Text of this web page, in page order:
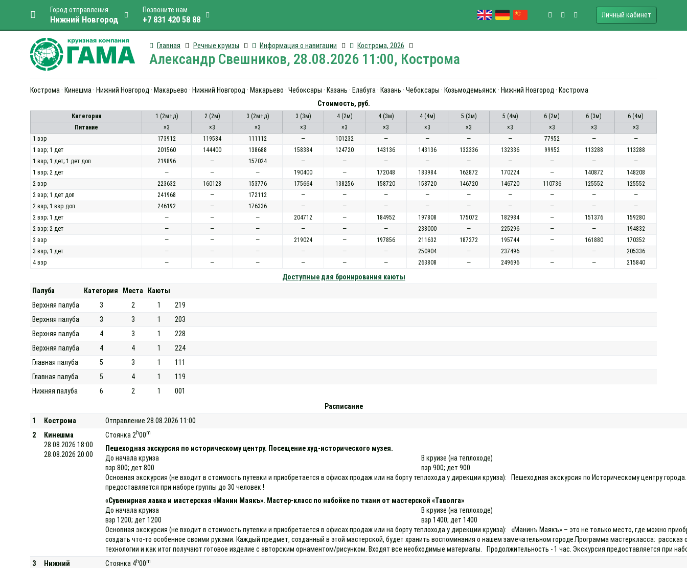
Город отправления
Нижний Новгород
Позвоните нам
+7 831 420 58 88 Личный кабинет
Главная Речные круизы Информация о навигации Кострома, 2026
Александр Свешников, 28.08.2026 11:00, Кострома
Кострома · Кинешма · Нижний Новгород · Макарьево · Нижний Новгород · Макарьево · Чебоксары · Казань · Елабуга · Казань · Чебоксары · Козьмодемьянск · Нижний Новгород · Кострома
Стоимость, руб.
Категория 1 (2м+д) 2 (2м) 3 (2м+д) 3 (3м) 4 (2м) 4 (3м) 4 (4м) 5 (3м) 5 (4м) 6 (2м) 6 (3м)
6 (4м)
Питание
×3 ×3 ×3 ×3 ×3 ×3 ×3 ×3 ×3 ×3 ×3
×3
1 взр
173912 119584 111112 — 101232 — — — — 77952 —
—
1 взр; 1 дет
201560 144400 138688 158384 124720 143136 143136 132336 132336 99952 113288
113288
1 взр; 1 дет; 1 дет доп
219896 — 157024 — — — — — — — —
—
1 взр; 2 дет
— — — 190400 — 172048 183984 162872 170224 — 140872
148208
2 взр
223632 160128 153776 175664 138256 158720 158720 146720 146720 110736 125552
125552
2 взр; 1 дет доп
241968 — 172112 — — — — — — — —
—
2 взр; 1 взр доп
246192 — 176336 — — — — — — — —
—
2 взр; 1 дет
— — — 204712 — 184952 197808 175072 182984 — 151376
159280
2 взр; 2 дет
— — — — — — 238000 — 225296 — —
194832
3 взр
— — — 219024 — 197856 211632 187272 195744 — 161880
170352
3 взр; 1 дет
— — — — — — 250904 — 237496 — —
205336
4 взр
— — — — — — 263808 — 249696 — — 215840
Доступные для бронирования каюты
Палуба
Категория Места
Каюты
Верхняя палуба
3 2 1
219
Верхняя палуба
3 3 1
203
Верхняя палуба
4 3 1
228
Верхняя палуба
4 4 1
224
Главная палуба
5 3 1
111
Главная палуба
5 4 1
119
Нижняя палуба
6 2 1
001
Расписание
1
Кострома
Отправление 28.08.2026 11:00
2
Кинешма
28.08.2026 18:00
28.08.2026 20:00
Стоянка 2 h00m
Пешеходная экскурсия по историческому центру. Посещение худ-исторического музея.
До начала круиза
взр 800; дет 800
В круизе (на теплоходе)
взр 900; дет 900
Основная экскурсия (не входит в стоимость путевки и приобретается в офисах продаж или на борту теплохода у дирекции круиза): Пешеходная экскурсия по Историческому центру
предоставляется при наборе группы до 30 человек !
«Сувенирная лавка и мастерская «Манин Маякъ». Мастер-класс по набойке по ткани от мастерской «Таволга»
До начала круиза
взр 1200; дет 1200
В круизе (на теплоходе)
взр 1400; дет 1400
Основная экскурсия (не входит в стоимость путевки и приобретается в офисах продаж или на борту теплохода у дирекции круиза): «Манинъ Маякъ» – это не только место, где можно
создать что-то особенное своими руками. Каждый предмет, созданный в этой мастерской, будет хранить воспоминания о нашем замечательном городе.Программа мастеркласса:
технологии и как итог получают готовое изделие с авторским орнаментом/рисунком. Входят все необходимые материалы. Продолжительность - 1 час. Экскурсия предоставляется при
3
Нижний
Стоянка 4h00m